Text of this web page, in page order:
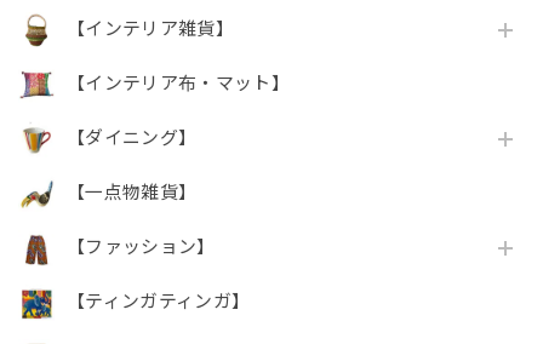
【インテリア雑貨】
【インテリア布・マット】
【ダイニング】
【一点物雑貨】
【ファッション】
【ティンガティンガ】